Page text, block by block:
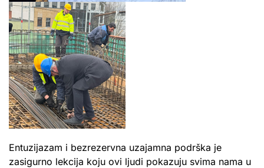
Entuzijazam i bezrezervna uzajamna podrška je
zasigurno lekcija koju ovi ljudi pokazuju svima nama u